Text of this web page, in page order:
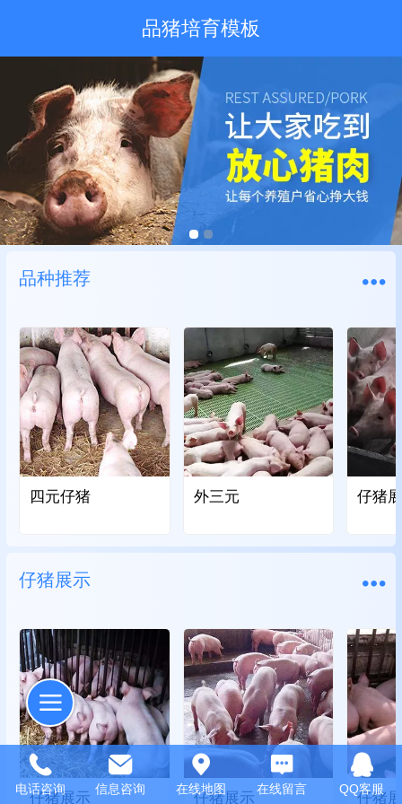
品猪培育模板
品种推荐
四元仔猪 外三元 仔猪
仔猪展示
仔猪展示 仔猪展示 仔猪
电话咨询 信息咨询 在线地图 在线留言 QQ客服